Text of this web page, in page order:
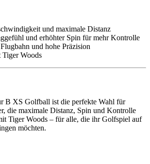
und maximale Distanz
und erhöhter Spin für mehr Kontrolle
und hohe Präzision
Woods
B XS Golfball ist die perfekte Wahl für
die maximale Distanz, Spin und Kontrolle
Tiger Woods – für alle, die ihr Golfspiel auf
möchten.